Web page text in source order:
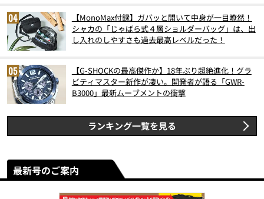
【MonoMax付録】ガバッと開いて中身が一目瞭然！
シャカの「じゃばら式４層ショルダーバッグ」は、出
し入れのしやすさも過去最高レベルだった！
【G-SHOCKの最高傑作か】18年ぶり超絶進化！グラ
ビティマスター新作が凄い。開発者が語る「GWR-
B3000」最新ムーブメントの衝撃
ランキング一覧を見る
最新号のご案内